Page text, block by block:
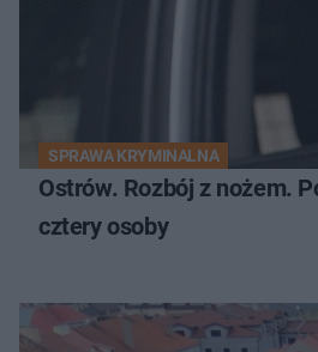
SPRAWA KRYMINALNA
Ostrów. Rozbój z nożem.
cztery osoby